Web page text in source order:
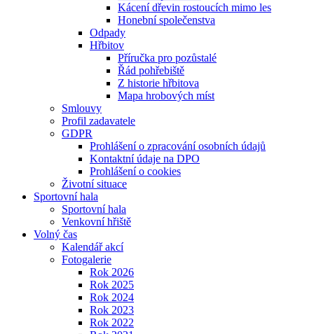
Kácení dřevin rostoucích mimo les
Honební společenstva
Odpady
Hřbitov
Příručka pro pozůstalé
Řád pohřebiště
Z historie hřbitova
Mapa hrobových míst
Smlouvy
Profil zadavatele
GDPR
Prohlášení o zpracování osobních údajů
Kontaktní údaje na DPO
Prohlášení o cookies
Životní situace
Sportovní hala
Sportovní hala
Venkovní hřiště
Volný čas
Kalendář akcí
Fotogalerie
Rok 2026
Rok 2025
Rok 2024
Rok 2023
Rok 2022